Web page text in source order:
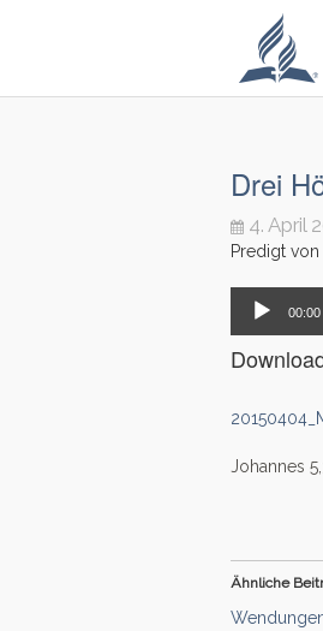
Drei
4. April
Predigt von
Audio-
Player
00:00
Johannes
Ähnliche